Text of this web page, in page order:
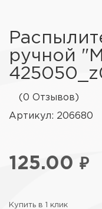
ручной
(0 Отзывов)
Артикул: 206680
125.00 ₽
Купить в 1 клик